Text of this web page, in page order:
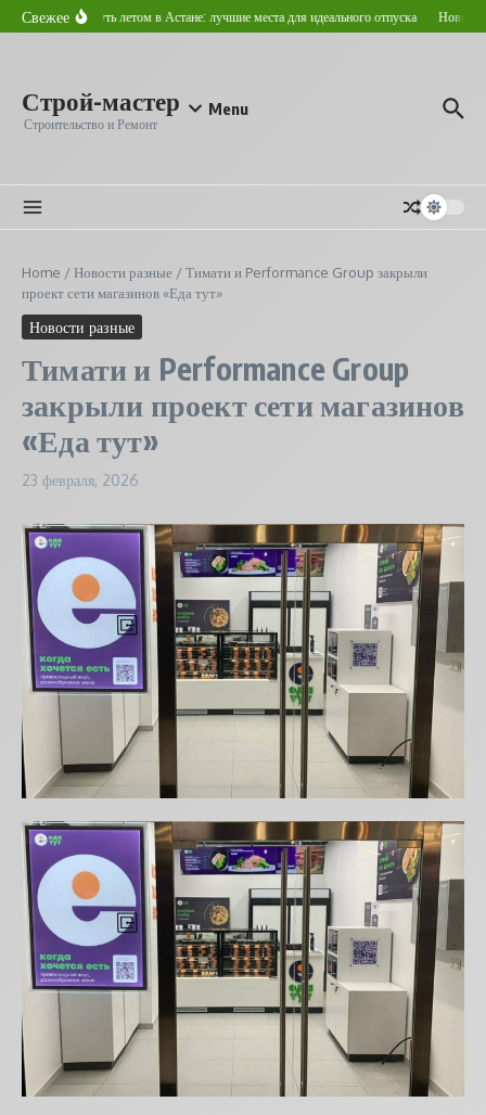
Перейти к содержанию
Свежее
Где отдохнуть летом в Астане: лучшие места для идеального отпуска
Строй-мастер
Строительство и Ремонт
Menu
Home /Новости разные /Тимати и Performance Group закрыли
проект сети магазинов «Еда тут»
Новости разные
Тимати и Performance Group
закрыли проект сети магазинов
«Еда тут»
23 февраля, 2026